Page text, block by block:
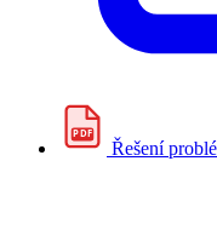
PDF
Řešení